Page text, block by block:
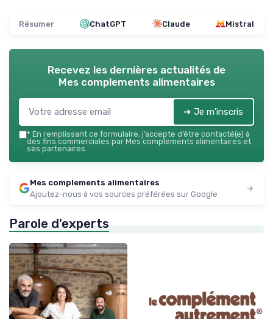
Résumer ChatGPT Claude Mistral
Recevez les dernières actualités de
Mes complements alimentaires
➔ Je m'inscris
* En remplissant ce formulaire, j’accepte d’être contacté(e) à
des fins commerciales par Mes complements alimentaires et
ses partenaires.
Mes complements alimentaires
Ajoutez-nous à vos sources préférées sur Google
Parole d'experts